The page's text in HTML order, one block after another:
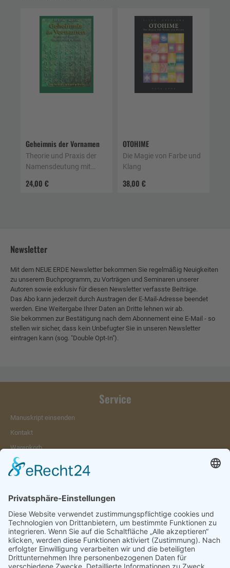
Geheimnis der Vornamen
24,00 €
Theorie und Praxis der
Namensdeutung mit
OTOHIME
38,00 €
Die Magie von Farbe und
Klang
Newsletter
Mit dem NEUE ERDE Newsletter bekommen Sie regelmäßig Neuigkeiten
zu unserem Buchprogramm, zu Vorträgen und Seminaren unserer
Autoren sowie exklusiv für diesen Newsletter verfasste Beiträge.
Das Abo kann jederzeit durch Austragen der E-Mail-Adresse beendet
werden. Eine Weitergabe Ihrer Daten an Dritte lehnen wir ab.
Sie bekommen zur Bestätigung nach dem Abonnement eine E-Mail - so
stellen wir sicher, dass kein Unbefugter Sie in unseren Newsletter
eintragen kann (sog. "Double Opt-In").
Service
Manuskript einsenden
Kontakt
Warenkorb
Konto
Merkzettel
Vertrag widerrufen
Informationen